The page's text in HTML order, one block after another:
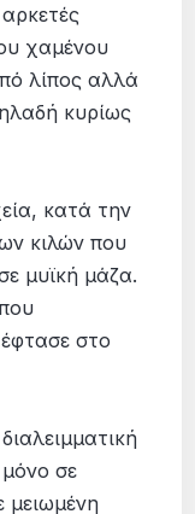
χαμένου
λίπος αλλά
κυρίως
κατά την
κιλών που
μυϊκή μάζα.
στο
μόνο σε
μειωμένη